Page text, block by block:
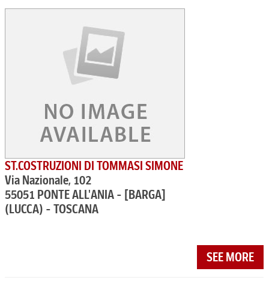
ST.COSTRUZIONI DI TOMMASI SIMONE
Via Nazionale, 102
55051 PONTE ALL'ANIA - [BARGA]
(LUCCA) - TOSCANA
SEE MORE